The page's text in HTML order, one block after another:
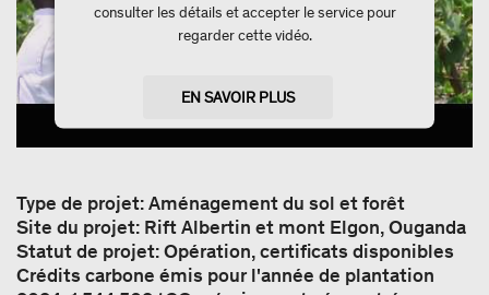
consulter les détails et accepter le service pour
regarder cette vidéo.
EN SAVOIR PLUS
ACCEPTER
powered by
Usercentrics Consent Management
Platform
Type de projet: Aménagement du sol et forêt
Site du projet: Rift Albertin et mont Elgon, Ouganda
Statut de projet: Opération, certificats disponibles
Crédits carbone émis pour l'année de plantation